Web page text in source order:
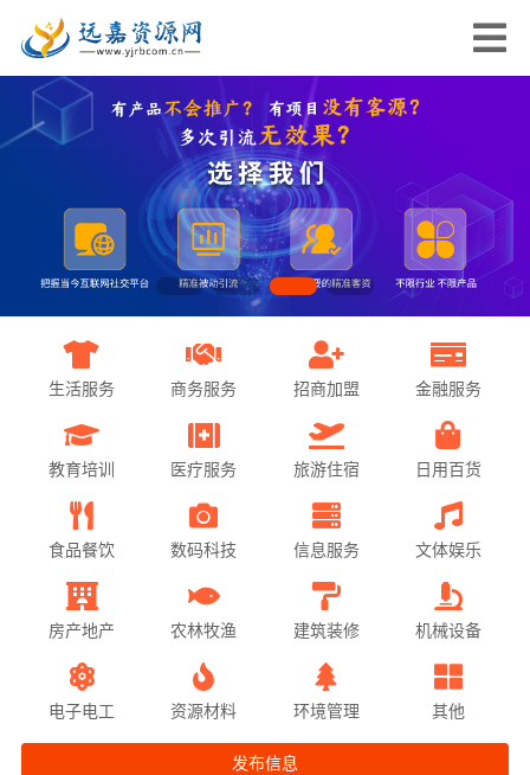
生活服务 商务服务 招商加盟 金融服务
教育培训 医疗服务 旅游住宿 日用百货
食品餐饮 数码科技 信息服务 文体娱乐
房产地产 农林牧渔 建筑装修 机械设备
电子电工 资源材料 环境管理 其他
发布信息